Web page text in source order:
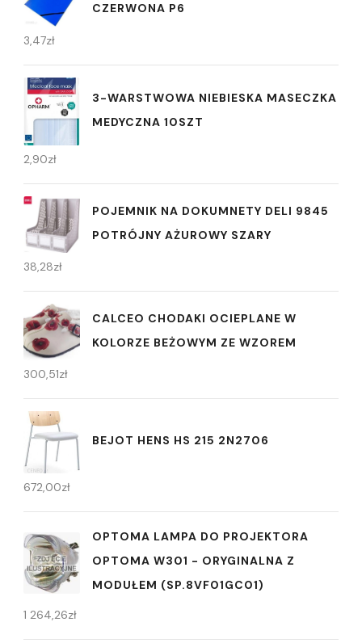
CZERWONA P6
3,47zł
3-WARSTWOWA NIEBIESKA MASECZKA
MEDYCZNA 10SZT
2,90zł
POJEMNIK NA DOKUMNETY DELI 9845
POTRÓJNY AŻUROWY SZARY
38,28zł
CALCEO CHODAKI OCIEPLANE W
KOLORZE BEŻOWYM ZE WZOREM
300,51zł
BEJOT HENS HS 215 2N2706
672,00zł
OPTOMA LAMPA DO PROJEKTORA
OPTOMA W301 - ORYGINALNA Z
MODUŁEM (SP.8VF01GC01)
1 264,26zł